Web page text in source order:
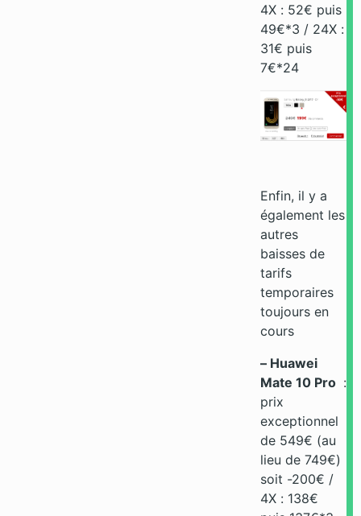
4X : 52€ puis
49€*3 / 24X :
31€ puis
7€*24
Enfin, il y a
également les
autres
baisses de
tarifs
temporaires
toujours en
cours
– Huawei
Mate 10 Pro :
prix
exceptionnel
de 549€ (au
lieu de 749€)
soit -200€ /
4X : 138€